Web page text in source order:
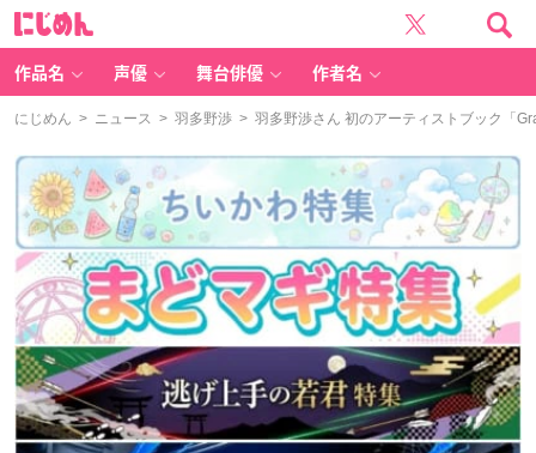
作品名 声優 舞台俳優 作者名
にじめん > ニュース > 羽多野渉 > 羽多野渉さん 初のアーティストブック「